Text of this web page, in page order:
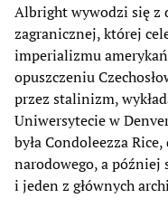
Albright wywodzi się
zagranicznej, której
imperializmu
opuszczeniu
przez stalinizm,
Uniwersytecie w
była Condoleezza
narodowego, a później
i jeden z głównych